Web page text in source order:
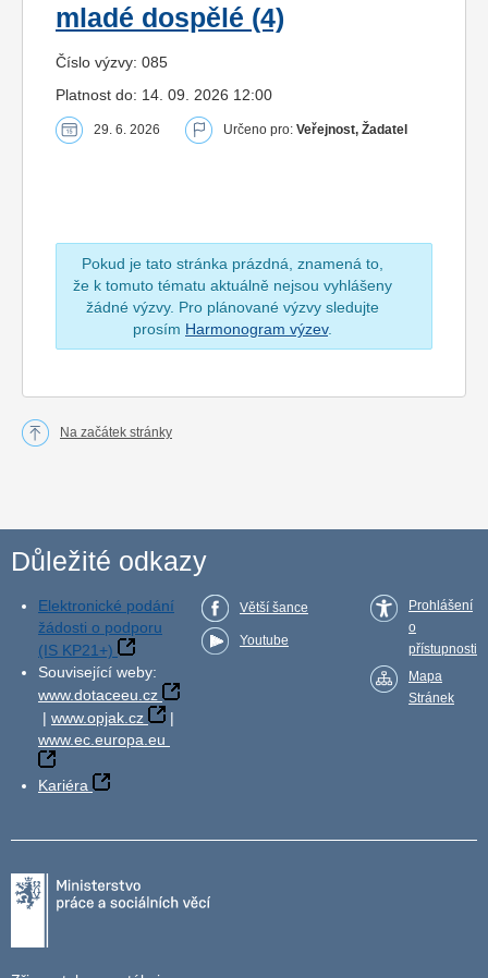
mladé dospělé (4)
Číslo výzvy: 085
Platnost do: 14. 09. 2026 12:00
29. 6. 2026 Určeno pro: Veřejnost, Žadatel
Pokud je tato stránka prázdná, znamená to,
že k tomuto tématu aktuálně nejsou vyhlášeny
žádné výzvy. Pro plánované výzvy sledujte
prosím Harmonogram výzev.
Na začátek stránky
Důležité odkazy
Elektronické podání
žádosti o podporu
(IS KP21+)
Související weby:
www.dotaceeu.cz
| www.opjak.cz
|
www.ec.europa.eu
Kariéra
Větší šance
Youtube
Prohlášení
o
přístupnosti
Mapa
Stránek